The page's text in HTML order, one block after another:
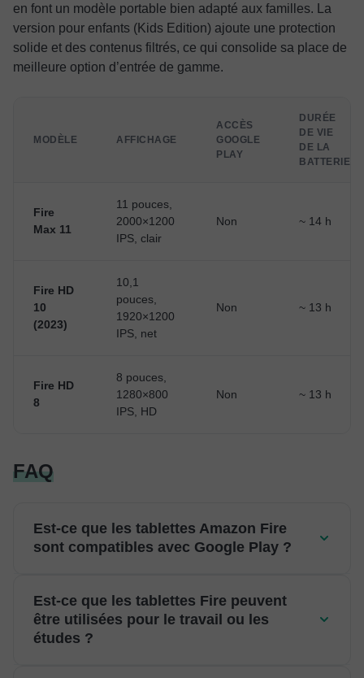
en font un modèle portable bien adapté aux familles. La
version pour enfants (Kids Edition) ajoute une protection
solide et des contenus filtrés, ce qui consolide sa place de
meilleure option d’entrée de gamme.
MODÈLE AFFICHAGE
ACCÈS
GOOGLE
PLAY
DURÉE
DE VIE
DE LA
BATTERIE
Fire
Max 11
11 pouces,
2000×1200
IPS, clair
Non ~ 14 h
Fire HD
10
(2023)
10,1
pouces,
1920×1200
IPS, net
Non ~ 13 h
Fire HD
8
8 pouces,
1280×800
IPS, HD
Non ~ 13 h
FAQ
Est-ce que les tablettes Amazon Fire
sont compatibles avec Google Play ?
Est-ce que les tablettes Fire peuvent
être utilisées pour le travail ou les
études ?